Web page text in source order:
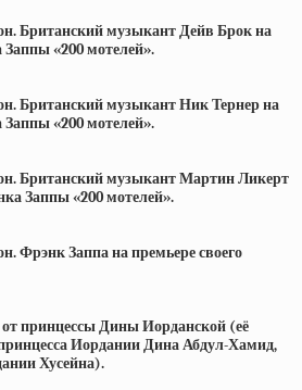
Британский музыкант Дейв Брок на
«200 мотелей».
Британский музыкант Ник Тернер на
«200 мотелей».
Британский музыкант Мартин Ликерт
Заппы «200 мотелей».
Фрэнк Заппа на премьере своего
от принцессы Дины Иорданской (её
Иордании Дина Абдул-Хамид,
Хусейна).